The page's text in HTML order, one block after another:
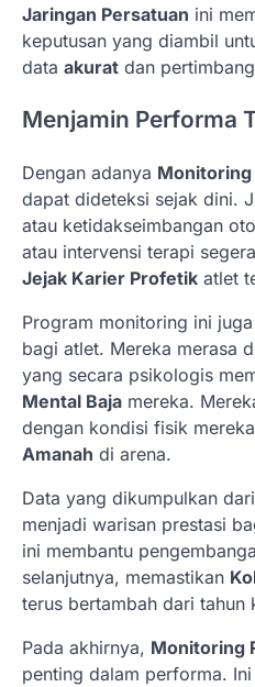
Jaringan Persatuan ini
keputusan yang diambil
data akurat dan
Menjamin Performa
Dengan adanya Monitoring
dapat dideteksi sejak dini.
atau ketidakseimbangan
atau intervensi terapi
Jejak Karier Profetik atlet
Program monitoring ini
bagi atlet. Mereka merasa
yang secara psikologis
Mental Baja mereka.
dengan kondisi fisik
Amanah di arena.
Data yang dikumpulkan dari
menjadi warisan prestasi
ini membantu
selanjutnya, memastikan
terus bertambah dari tahun
Pada akhirnya, Monitoring
penting dalam performa.